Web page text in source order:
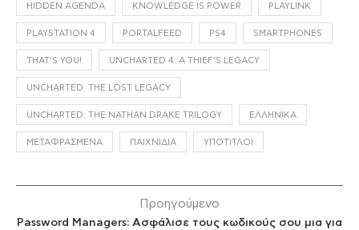
HIDDEN AGENDA KNOWLEDGE IS POWER PLAYLINK
PLAYSTATION 4 PORTALFEED PS4 SMARTPHONES
THAT'S YOU! UNCHARTED 4: A THIEF’S LEGACY
UNCHARTED: THE LOST LEGACY
UNCHARTED: THE NATHAN DRAKE TRILOGY ΕΛΛΗΝΙΚΆ
ΜΕΤΑΦΡΑΣΜΈΝΑ ΠΑΙΧΝΊΔΙΑ ΥΠΌΤΙΤΛΟΙ
Προηγούμενο
Password Managers: Ασφάλισε τους κωδικούς σου μια για